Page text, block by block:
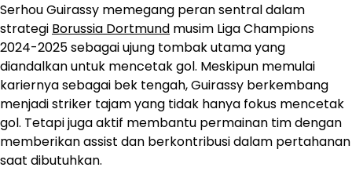
Serhou Guirassy memegang peran sentral dalam
strategi Borussia Dortmund musim Liga Champions
2024-2025 sebagai ujung tombak utama yang
diandalkan untuk mencetak gol. Meskipun memulai
kariernya sebagai bek tengah, Guirassy berkembang
menjadi striker tajam yang tidak hanya fokus mencetak
gol. Tetapi juga aktif membantu permainan tim dengan
memberikan assist dan berkontribusi dalam pertahanan
saat dibutuhkan.